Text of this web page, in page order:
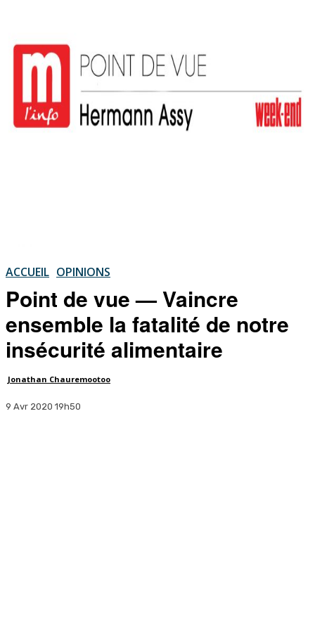
ACCUEIL OPINIONS
Point de vue — Vaincre
ensemble la fatalité de notre
insécurité alimentaire
Jonathan Chauremootoo
9 Avr 2020 19h50